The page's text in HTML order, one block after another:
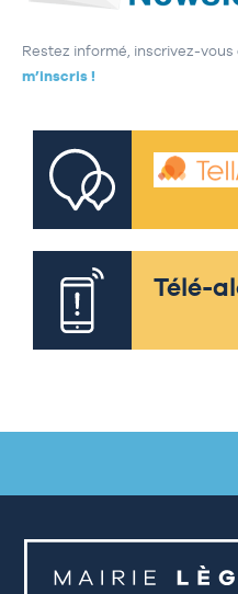
Restez informé, inscrivez-vous
m’inscris !
Télé-